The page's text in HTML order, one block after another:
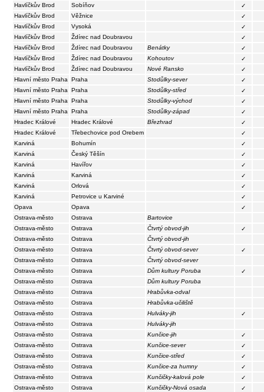
Havlíčkův Brod Sobíňov
✓
Havlíčkův Brod
Věžnice
✓
Havlíčkův Brod
Vysoká
✓
Havlíčkův Brod
Ždírec nad Doubravou
✓
Havlíčkův Brod
Ždírec nad Doubravou Benátky
✓
Havlíčkův Brod
Ždírec nad Doubravou Kohoutov
✓
Havlíčkův Brod
Ždírec nad Doubravou Nové Ransko
✓
Hlavní město Praha
Praha Stodůlky-sever
✓
Hlavní město Praha
Praha Stodůlky-střed
✓
Hlavní město Praha
Praha Stodůlky-východ
✓
Hlavní město Praha
Praha Stodůlky-západ
✓
Hradec Králové
Hradec Králové Březhrad
✓
Hradec Králové
Třebechovice pod Orebem
✓
Karviná
Bohumín
✓
Karviná
Český Těšín
✓
Karviná
Havířov
✓
Karviná
Karviná
✓
Karviná
Orlová
✓
Karviná
Petrovice u Karviné
✓
Opava
Opava
✓
Ostrava-město
Ostrava
Bartovice
Ostrava-město
Ostrava Čtvrtý obvod-jih
✓
Ostrava-město
Ostrava
Čtvrtý obvod-jih
Ostrava-město
Ostrava Čtvrtý obvod-sever
✓
Ostrava-město
Ostrava
Čtvrtý obvod-sever
Ostrava-město
Ostrava Dům kultury Poruba
✓
Ostrava-město
Ostrava
Dům kultury Poruba
Ostrava-město
Ostrava
Hrabůvka-odval
Ostrava-město
Ostrava
Hrabůvka-učiliště
Ostrava-město
Ostrava Hulváky-jih
✓
Ostrava-město
Ostrava
Hulváky-jih
Ostrava-město
Ostrava Kunčice-jih
✓
Ostrava-město
Ostrava Kunčice-sever
✓
Ostrava-město
Ostrava Kunčice-střed
✓
Ostrava-město
Ostrava Kunčice-za humny
✓
Ostrava-město
Ostrava Kunčičky-kalová pole
✓
Ostrava-město
Ostrava Kunčičky-Nová osada
✓